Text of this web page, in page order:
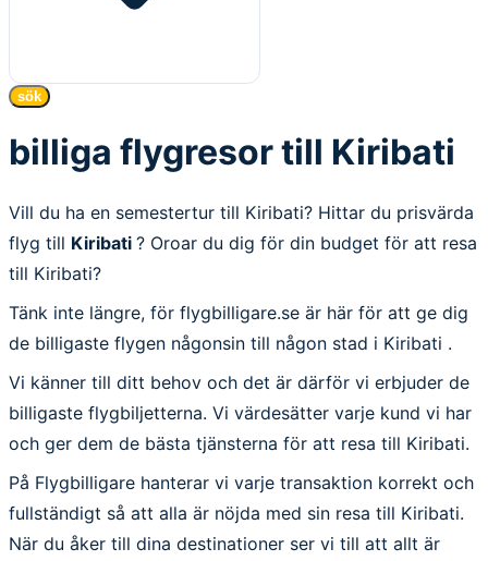
sök
billiga flygresor till Kiribati
Vill du ha en semestertur till Kiribati? Hittar du prisvärda
flyg till Kiribati ? Oroar du dig för din budget för att resa
till Kiribati?
Tänk inte längre, för flygbilligare.se är här för att ge dig
de billigaste flygen någonsin till någon stad i Kiribati .
Vi känner till ditt behov och det är därför vi erbjuder de
billigaste flygbiljetterna. Vi värdesätter varje kund vi har
och ger dem de bästa tjänsterna för att resa till Kiribati.
På Flygbilligare hanterar vi varje transaktion korrekt och
fullständigt så att alla är nöjda med sin resa till Kiribati.
När du åker till dina destinationer ser vi till att allt är